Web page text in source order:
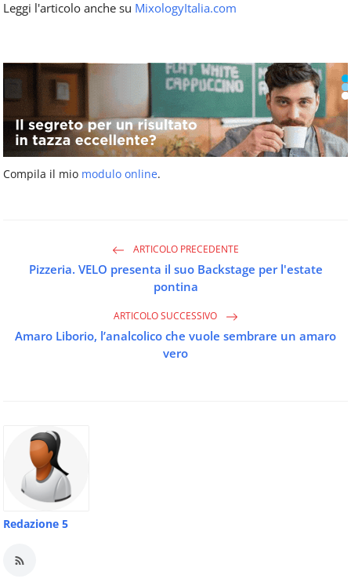
Leggi l'articolo anche su MixologyItalia.com
Compila il mio modulo online.
ARTICOLO PRECEDENTE
Pizzeria. VELO presenta il suo Backstage per l'estate
pontina
ARTICOLO SUCCESSIVO
Amaro Liborio, l’analcolico che vuole sembrare un amaro
vero
Redazione 5